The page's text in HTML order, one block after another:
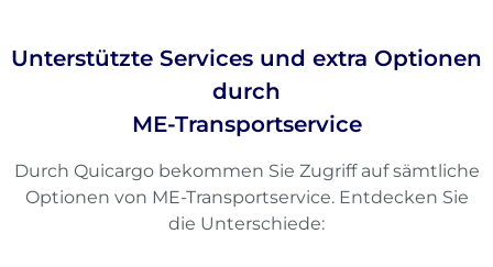
Unterstützte Services und extra Optionen
durch
ME-Transportservice
Durch Quicargo bekommen Sie Zugriff auf sämtliche
Optionen von ME-Transportservice. Entdecken Sie
die Unterschiede: